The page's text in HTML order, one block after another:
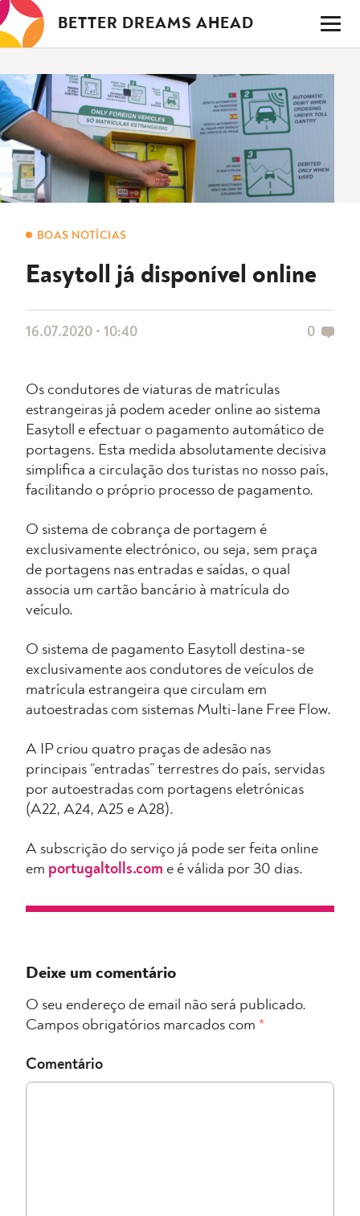
Saltar
para
o
BETTER DREAMS AHEAD
BOAS NOTÍCIAS
Easytoll já disponível online
16.07.2020 • 10:40 0
Os condutores de viaturas de matrículas
estrangeiras já podem aceder online ao sistema
Easytoll e efectuar o pagamento automático de
portagens. Esta medida absolutamente decisiva
simplifica a circulação dos turistas no nosso país,
facilitando o próprio processo de pagamento.
O sistema de cobrança de portagem é
exclusivamente electrónico, ou seja, sem praça
de portagens nas entradas e saídas, o qual
associa um cartão bancário à matrícula do
veículo.
O sistema de pagamento Easytoll destina-se
exclusivamente aos condutores de veículos de
matrícula estrangeira que circulam em
autoestradas com sistemas Multi-lane Free Flow.
A IP criou quatro praças de adesão nas
principais “entradas” terrestres do país, servidas
por autoestradas com portagens eletrónicas
(A22, A24, A25 e A28).
A subscrição do serviço já pode ser feita online
em portugaltolls.com e é válida por 30 dias.
Deixe um comentário
O seu endereço de email não será publicado.
Campos obrigatórios marcados com *
Comentário